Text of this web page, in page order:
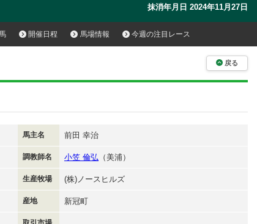
抹消年月日 2024年11月27日
開催日程 馬場情報 今週の注目レース
戻る
馬主名 前田 幸治
調教師名 小笠 倫弘 （美浦）
生産牧場 (株)ノースヒルズ
産地 新冠町